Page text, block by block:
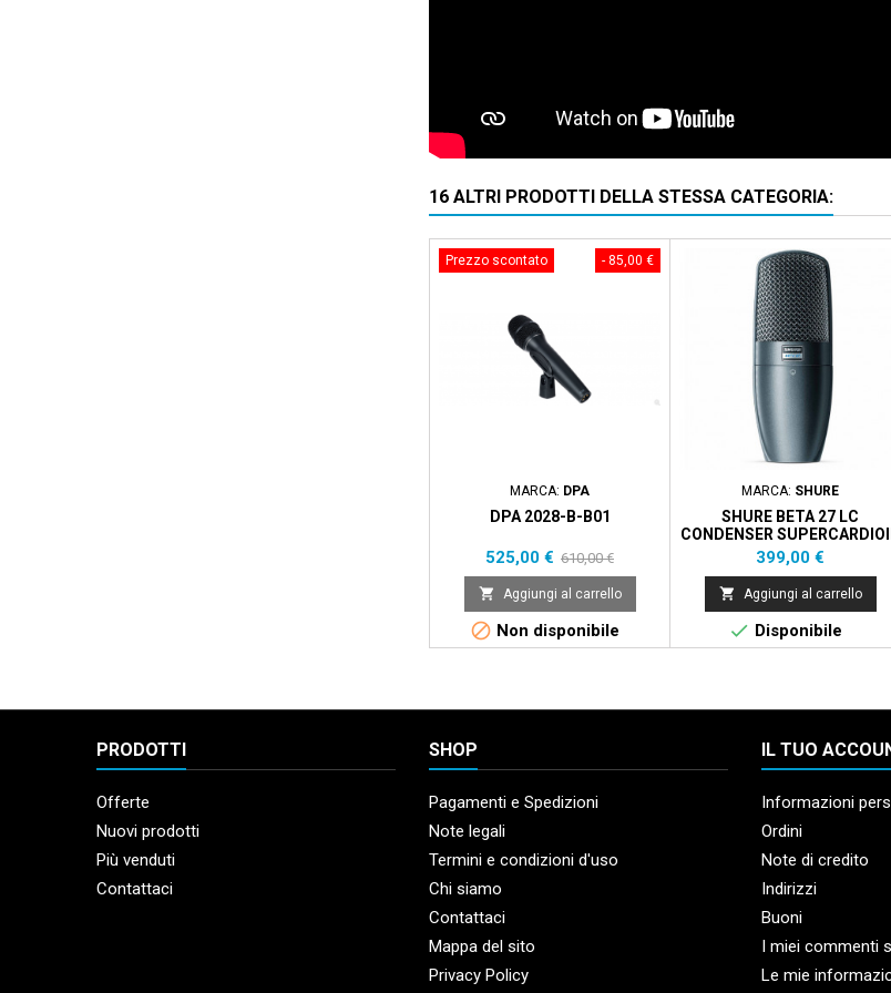
16 ALTRI PRODOTTI DELLA STESSA CATEGORIA:
- 85,00 €
Prezzo scontato
MARCA: DPA
DPA 2028-B-B01
Prezzo
525,00 € Prezzo
base
610,00 €
 Aggiungi al carrello
 Non disponibile
MARCA: SHURE
SHURE BETA 27 LC
CONDENSER
Prezzo
399,00 €
 Aggiungi al carrello
 Disponibile
PRODOTTI
Offerte
Nuovi prodotti
Più venduti
Contattaci
SHOP
Pagamenti e Spedizioni
Note legali
Termini e condizioni d'uso
Chi siamo
Contattaci
Mappa del sito
Privacy Policy
IL TUO
Informazioni
Ordini
Note di credito
Indirizzi
Buoni
I miei commenti
Le mie